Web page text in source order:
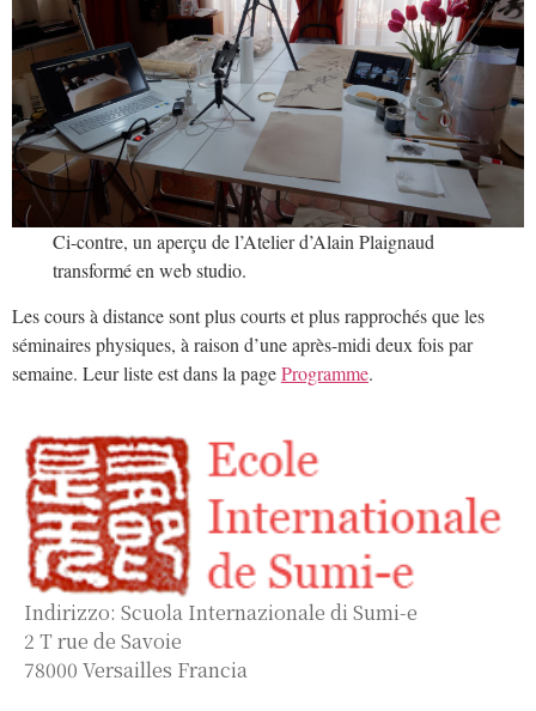
Ci-contre, un aperçu de l’Atelier d’Alain Plaignaud
transformé en web studio.
Les cours à distance sont plus courts et plus rapprochés que les
séminaires physiques, à raison d’une après-midi deux fois par
semaine. Leur liste est dans la pageProgramme.
Indirizzo: Scuola Internazionale di Sumi-e
2 T rue de Savoie
78000 Versailles Francia